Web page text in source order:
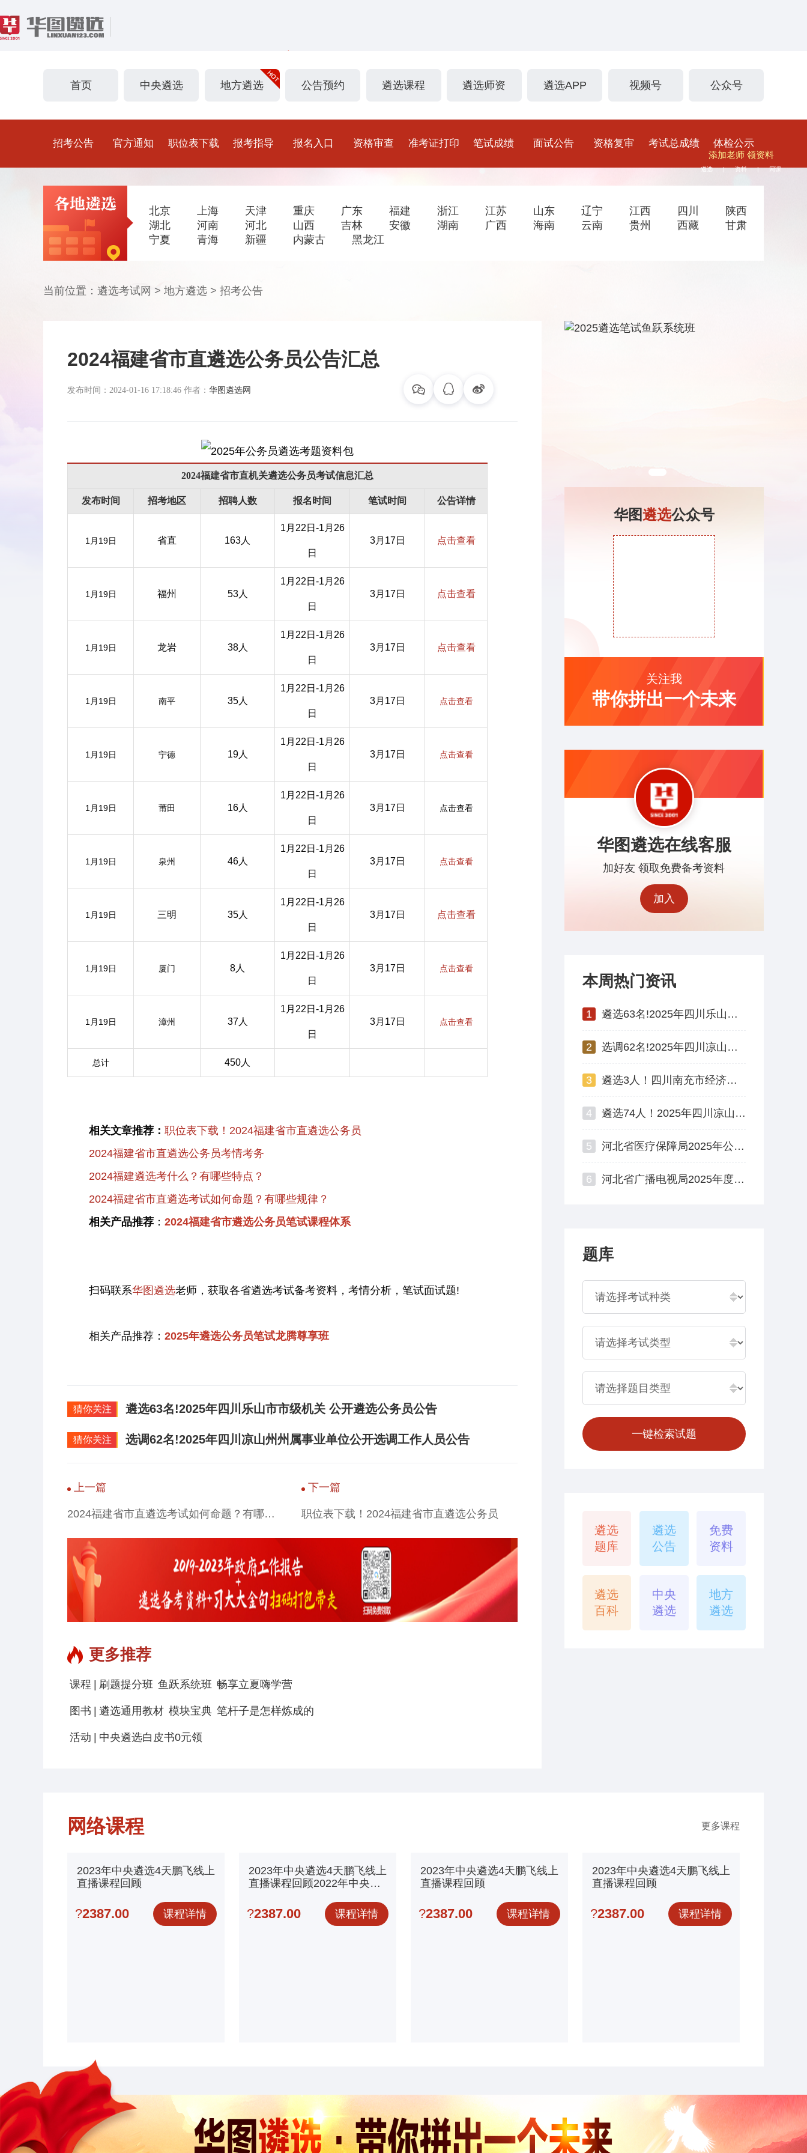
首页 中央遴选 地方遴选 公告预约 遴选课程 遴选师资 遴选APP 视频号 公众号
招考公告 官方通知 职位表下载 报考指导 报名入口 资格审查 准考证打印 笔试成绩 面试公告 资格复审 考试总成绩 体检公示
北京 上海 天津 重庆 广东 福建 浙江 江苏 山东 辽宁 江西 四川
陕西
湖北
河南 河北 山西 吉林 安徽 湖南 广西 海南 云南 贵州 西藏
甘肃
宁夏
青海 新疆 内蒙古 黑龙江
当前位置： 遴选考试网 > 地方遴选 > 招考公告
2024福建省市直遴选公务员公告汇总
发布时间：2024-01-16 17:18:46 作者： 华图遴选网
2024福建省市直机关遴选公务员考试信息汇总
发布时间 招考地区 招聘人数 报名时间 笔试时间 公告详情
1月19日 省直 163人
1月22日-1月26
日
3月17日 点击查看
1月19日 福州 53人
1月22日-1月26
日
3月17日 点击查看
1月19日 龙岩 38人
1月22日-1月26
日
3月17日 点击查看
1月19日 南平 35人
1月22日-1月26
日
3月17日 点击查看
1月19日 宁德 19人
1月22日-1月26
日
3月17日 点击查看
1月19日 莆田 16人
1月22日-1月26
日
3月17日 点击查看
1月19日 泉州 46人
1月22日-1月26
日
3月17日 点击查看
1月19日 三明 35人
1月22日-1月26
日
3月17日 点击查看
1月19日 厦门 8人
1月22日-1月26
日
3月17日 点击查看
1月19日 漳州 37人
1月22日-1月26
日
3月17日 点击查看
总计 450人
相关文章推荐： 职位表下载！2024福建省市直遴选公务员
2024福建省市直遴选公务员考情考务
2024福建遴选考什么？有哪些特点？
2024福建省市直遴选考试如何命题？有哪些规律？
相关产品推荐 ： 2024福建省市遴选公务员笔试课程体系
扫码联系华图遴选老师，获取各省遴选考试备考资料，考情分析，笔试面试题!
相关产品推荐： 2025年遴选公务员笔试龙腾尊享班
猜你关注 遴选63名!2025年四川乐山市市级机关 公开遴选公务员公告
猜你关注 选调62名!2025年四川凉山州州属事业单位公开选调工作人员公告
上一篇
2024福建省市直遴选考试如何命题？有哪些规律？
下一篇
职位表下载！2024福建省市直遴选公务员
更多推荐
课程 | 刷题提分班 鱼跃系统班 畅享立夏嗨学营
图书 | 遴选通用教材 模块宝典 笔杆子是怎样炼成的
活动 | 中央遴选白皮书0元领
华图遴选公众号
关注我
带你拼出一个未来
华图遴选在线客服
加好友 领取免费备考资料
加入
本周热门资讯
1 遴选63名!2025年四川乐山市市级机关 公开遴选公务员公告
2 选调62名!2025年四川凉山州州属事业单位公开选调工作人员公告
3 遴选3人！四川南充市经济和信息化局公开遴选公务员公告
4 遴选74人！2025年四川凉山州州直机关公开遴选公务员
5 河北省医疗保障局2025年公开遴选公务员面试资格复审公告
6 河北省广播电视局2025年度公开遴选公务员资格复审公告
题库
遴选
题库
遴选
公告
免费
资料
遴选
百科
中央
遴选
地方
遴选
网络课程 更多课程
2023年中央遴选4天鹏飞线上
直播课程回顾
?2387.00 课程详情
2023年中央遴选4天鹏飞线上
直播课程回顾2022年中央遴
?2387.00 课程详情
2023年中央遴选4天鹏飞线上
直播课程回顾
?2387.00 课程详情
2023年中央遴选4天鹏飞线上
直播课程回顾
?2387.00 课程详情
添加老师 领资料
遴选 | 资料 | 网课